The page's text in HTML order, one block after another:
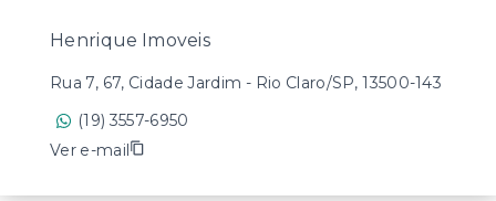
Henrique Imoveis
Rua 7, 67, Cidade Jardim - Rio Claro/SP, 13500-143
(19) 3557-6950
Ver e-mail